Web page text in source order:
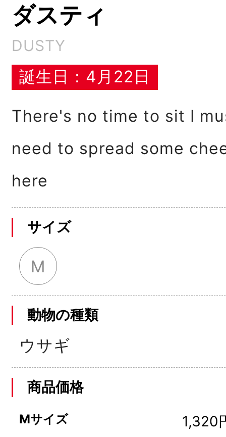
ダスティ
DUSTY
誕生日：4月22日
There's no time to sit I
need to spread some
here
サイズ
M
動物の種類
ウサギ
商品価格
Mサイズ 1,320